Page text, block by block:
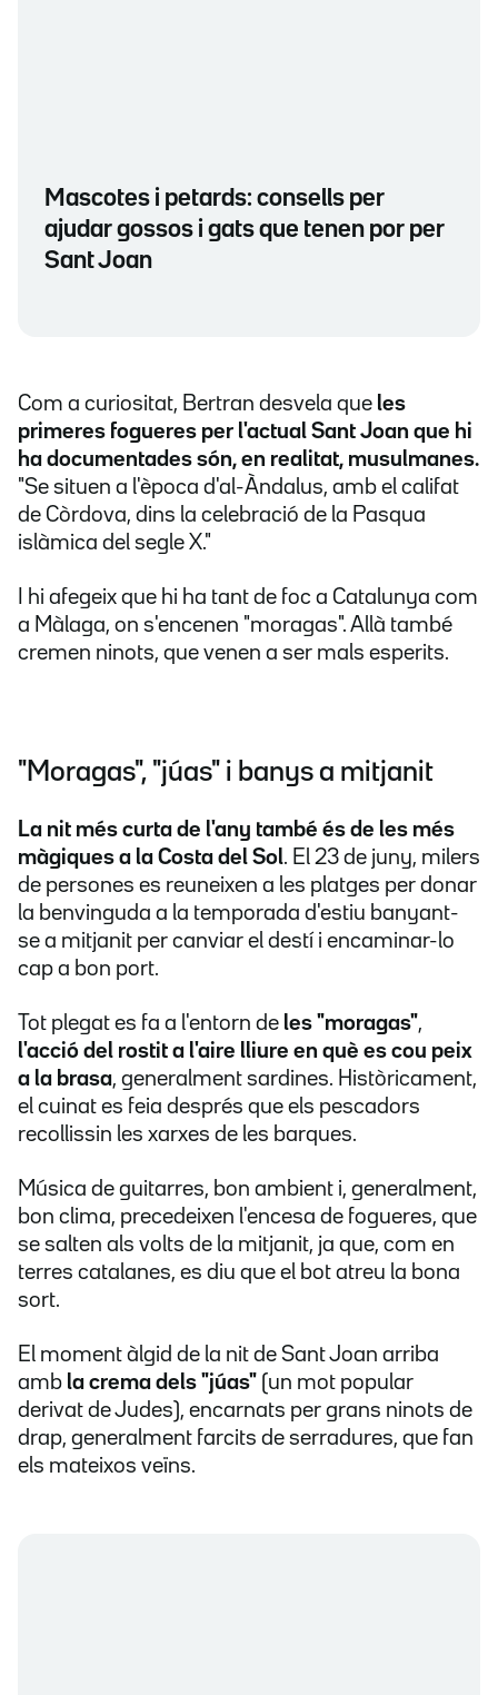
Mascotes i petards: consells per
ajudar gossos i gats que tenen por per
Sant Joan
Com a curiositat, Bertran desvela que les
primeres fogueres per l'actual Sant Joan que hi
ha documentades són, en realitat, musulmanes.
"Se situen a l'època d'al-Àndalus, amb el califat
de Còrdova, dins la celebració de la Pasqua
islàmica del segle X."
I hi afegeix que hi ha tant de foc a Catalunya com
a Màlaga, on s'encenen "moragas". Allà també
cremen ninots, que venen a ser mals esperits.
"Moragas", "júas" i banys a mitjanit
La nit més curta de l'any també és de les més
màgiques a la Costa del Sol. El 23 de juny, milers
de persones es reuneixen a les platges per donar
la benvinguda a la temporada d'estiu banyant-
se a mitjanit per canviar el destí i encaminar-lo
cap a bon port.
Tot plegat es fa a l'entorn de les "moragas",
l'acció del rostit a l'aire lliure en què es cou peix
a la brasa, generalment sardines. Històricament,
el cuinat es feia després que els pescadors
recollissin les xarxes de les barques.
Música de guitarres, bon ambient i, generalment,
bon clima, precedeixen l'encesa de fogueres, que
se salten als volts de la mitjanit, ja que, com en
terres catalanes, es diu que el bot atreu la bona
sort.
El moment àlgid de la nit de Sant Joan arriba
amb la crema dels "júas" (un mot popular
derivat de Judes), encarnats per grans ninots de
drap, generalment farcits de serradures, que fan
els mateixos veïns.